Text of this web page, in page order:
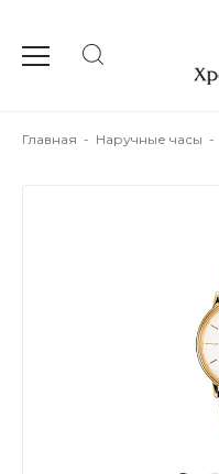
Главная - Наручные часы -